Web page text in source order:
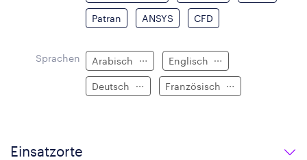
Patran ANSYS CFD
Sprachen Arabisch Englisch
Deutsch Französisch
Einsatzorte